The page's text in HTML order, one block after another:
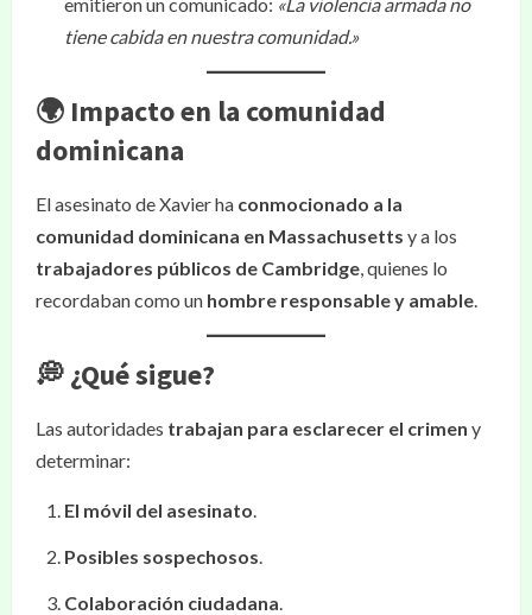
tiene cabida en nuestra comunidad.»
🌍 Impacto en la comunidad
dominicana
El asesinato de Xavier ha conmocionado a la
comunidad dominicana en Massachusetts y a los
trabajadores públicos de Cambridge, quienes lo
recordaban como un hombre responsable y amable.
💭 ¿Qué sigue?
Las autoridades trabajan para esclarecer el crimen y
determinar:
El móvil del asesinato.
Posibles sospechosos.
Colaboración ciudadana.